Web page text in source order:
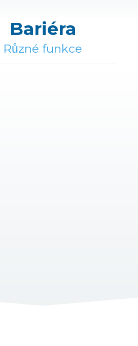
Bariéra
Různé funkce